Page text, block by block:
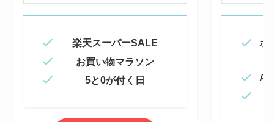
楽天スーパーSALE
お買い物マラソン
5と0が付く日
ポ